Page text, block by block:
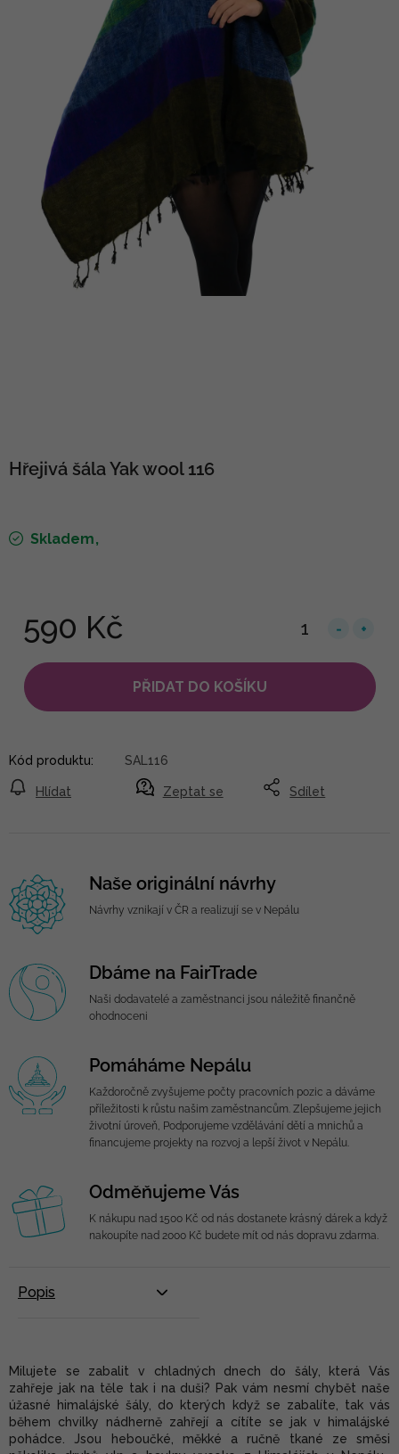
Hřejivá šála Yak wool 116
Skladem
590 Kč
PŘIDAT DO KOŠÍKU
Zeptat se
Hlídat Sdílet
Kód produktu: SAL116
Naše originální návrhy
Návrhy vznikají v ČR a realizují se v Nepálu
Dbáme na FairTrade
Naši dodavatelé a zaměstnanci jsou náležitě finančně
ohodnoceni
Pomáháme Nepálu
Každoročně zvyšujeme počty pracovních pozic a dáváme
příležitosti k růstu našim zaměstnancům. Zlepšujeme jejich
životní úroveň, Podporujeme vzdělávání dětí a mnichů a
financujeme projekty na rozvoj a lepší život v Nepálu.
Odměňujeme Vás
K nákupu nad 1500 Kč od nás dostanete krásný dárek a když
nakoupíte nad 2000 Kč budete mít od nás dopravu zdarma.
Popis
Milujete se zabalit v chladných dnech do šály, která Vás
zahřeje jak na těle tak i na duši? Pak vám nesmí chybět naše
úžasné himalájské šály, do kterých když se zabalíte, tak vás
během chvilky nádherně zahřejí a cítíte se jak v himalájské
pohádce. Jsou heboučké, měkké a ručně tkané ze směsi